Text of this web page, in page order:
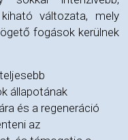
változata, mely
fogások kerülnek
állapotának
és a regeneráció
az